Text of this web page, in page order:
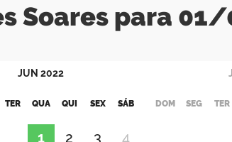
Soares para
JUN 2022
TER QUA QUI SEX SÁB
1 2 3
4
DOM SEG TER